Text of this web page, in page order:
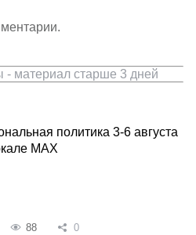
- материал старше 3 дней
политика 3-6 августа
MAX
88 0